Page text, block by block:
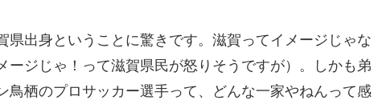
県出身ということに驚きです。滋賀ってイメージじゃな
ージじゃ！って滋賀県民が怒りそうですが）。しかも弟
鳥栖のプロサッカー選手って、どんな一家やねんって感